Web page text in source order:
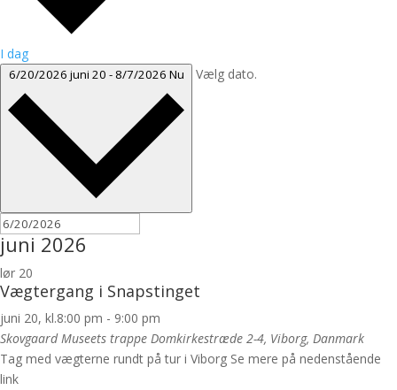
I dag
6/20/2026 juni 20 -8/7/2026 Nu Vælg dato.
juni 2026
lør 20
Vægtergang i Snapstinget
juni 20, kl.8:00 pm - 9:00 pm
Skovgaard Museets trappe Domkirkestræde 2-4, Viborg, Danmark
Tag med vægterne rundt på tur i Viborg Se mere på nedenstående
link